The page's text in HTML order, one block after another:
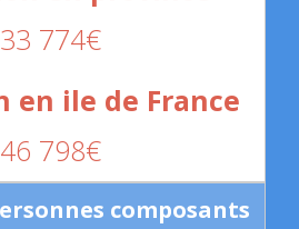
33 774€
46 798€